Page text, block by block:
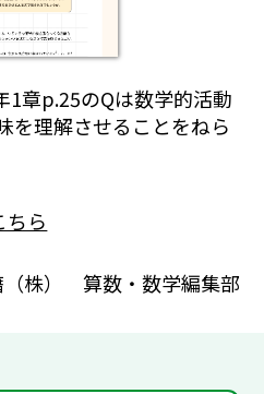
1章p.25のQは数学的活動
を理解させることをねら
ちら
（株） 算数・数学編集部